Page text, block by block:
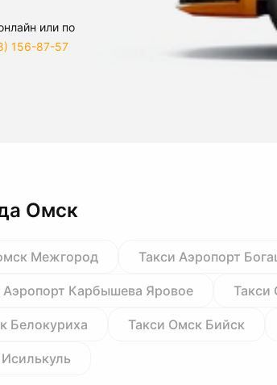
или по
156-87-57
Омск
Межгород Такси Аэропорт
Аэропорт Карбышева Яровое Такси
Белокуриха Такси Омск Бийск